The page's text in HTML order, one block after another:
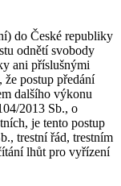
do České republiky
odnětí svobody
ani příslušnými
postup předání
dalšího výkonu
2013 Sb., o
je tento postup
trestní řád, trestním
lhůt pro vyřízení